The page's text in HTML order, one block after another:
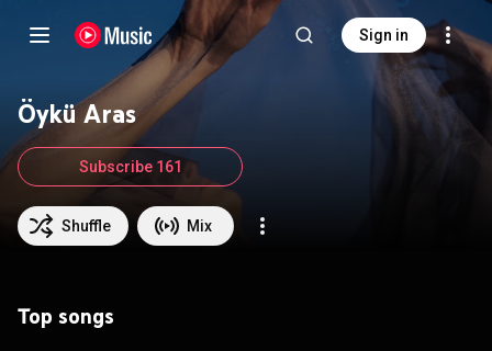
Sign in
Öykü Aras
Shuffle Mix
Subscribe 161
Top songs